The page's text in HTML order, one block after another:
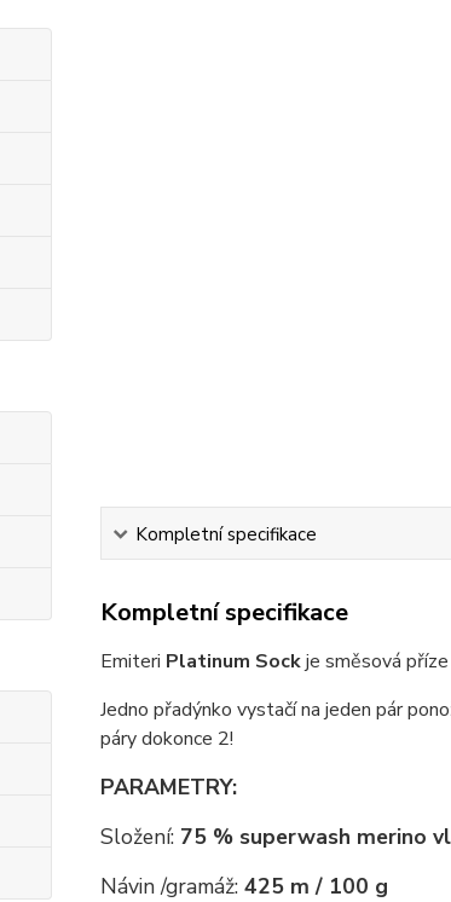
Kompletní specifikace
Kompletní specifikace
Emiteri Platinum Sockje směsová
Jedno přadýnko vystačí na jeden pár
páry dokonce 2!
PARAMETRY:
Složení: 75 % superwash merino
Návin /gramáž:425 m / 100 g